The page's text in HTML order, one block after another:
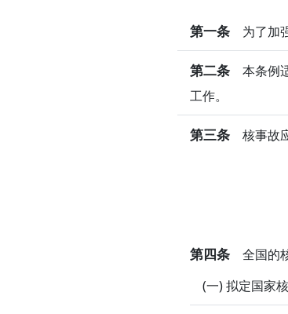
第一条 为了加
第二条 本条例
工作。
第三条 核事故
第四条 全国的
(一) 拟定国家